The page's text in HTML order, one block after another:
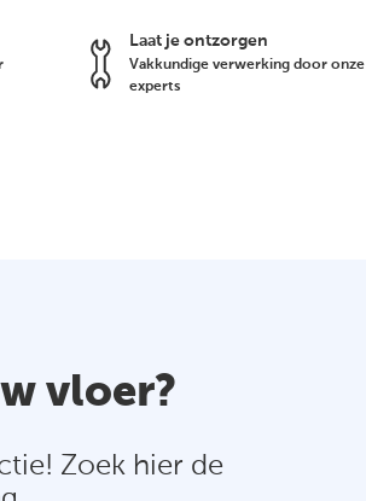
Laat je ontzorgen
Vakkundige verwerking door onze
experts
vloer?
Zoek hier de